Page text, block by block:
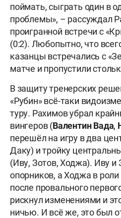
поймать, сыграть один в
проблемы», – рассуждал
проигранной встречи с
(0:2). Любопытно, что
казанцы встречались с
матче и пропустили
В защиту тренерских
«Рубин» всё-таки
туру. Рахимов убрал
вингеров (Валентин Вада,
перешёл на игру в два
Даку) и тройку
(Иву, Зотов, Ходжа). Иву и
опорников, а Ходжа в
после провального
рискнул изменениями и
ничью. И всё же, это был